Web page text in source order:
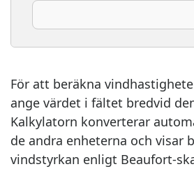
För att beräkna
ange värdet i fältet bredvid
Kalkylatorn konverterar
de andra enheterna och visar
vindstyrkan enligt Beaufort-